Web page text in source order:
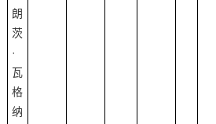
朗
茨
·
瓦
格
纳